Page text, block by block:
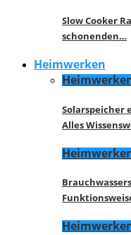
Slow Cooker
schonenden…
Heimwerken
Solarspeicher
Alles